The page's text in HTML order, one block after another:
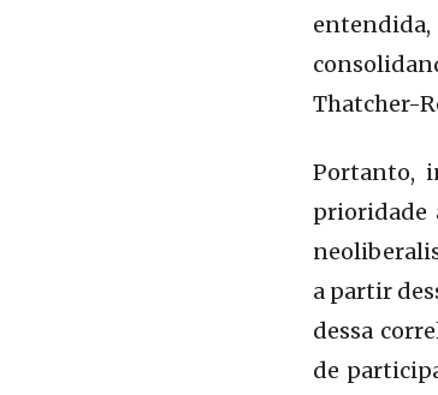
Thatcher-
Portanto,
prioridade
a partir
dessa
de